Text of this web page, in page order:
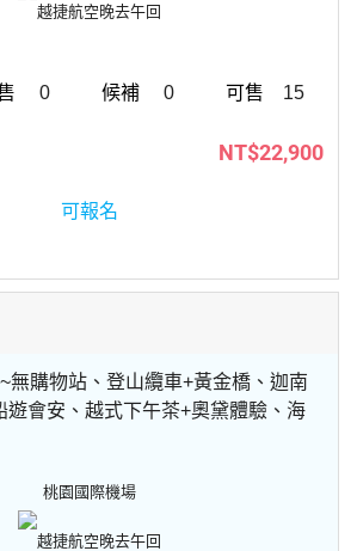
越捷航空晚去午回
0 0 15
NT$22,900
可報名
無購物站、登山纜車+黃金橋、迦南
遊會安、越式下午茶+奧黛體驗、海
桃園國際機場
越捷航空晚去午回